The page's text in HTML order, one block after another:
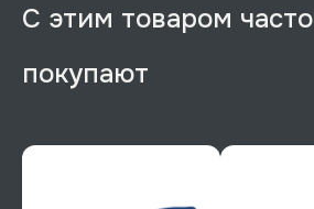
С этим товаром часто
покупают